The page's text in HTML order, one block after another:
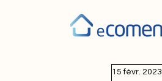
15 févr. 2023